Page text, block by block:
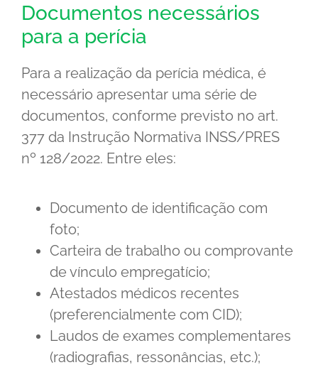
Documentos necessários
para a perícia
Para a realização da perícia médica, é
necessário apresentar uma série de
documentos, conforme previsto no art.
377 da Instrução Normativa INSS/PRES
nº 128/2022. Entre eles:
Documento de identificação com
foto;
Carteira de trabalho ou comprovante
de vínculo empregatício;
Atestados médicos recentes
(preferencialmente com CID);
Laudos de exames complementares
(radiografias, ressonâncias, etc.);